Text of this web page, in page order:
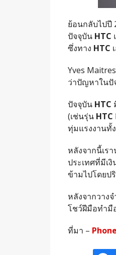
ย้อนกลับไปปี
ปัจจุบัน HTC
ซึ่งทาง HTC
Yves
ว่าปัญหาในปั
ปัจจุบัน HTC
(เช่นรุ่น HTC
ทุ่มแรงงานทั้
หลังจากนี้เร
ประเทศที่มีเ
ข้ามไปโดยป
หลังจากวาง
โชว์ฝีมือทำมื
ที่มา –